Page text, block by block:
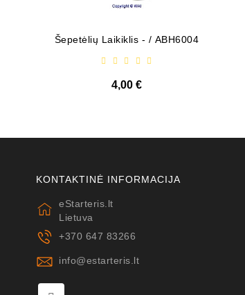
Šepetėlių Laikiklis - / ABH6004
4,00 €
KONTAKTINĖ INFORMACIJA
eStarteris.lt
Lietuva
+370 647 83266
info@estarteris.lt